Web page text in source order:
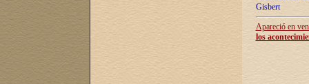
Gisbert
Apareció en
los